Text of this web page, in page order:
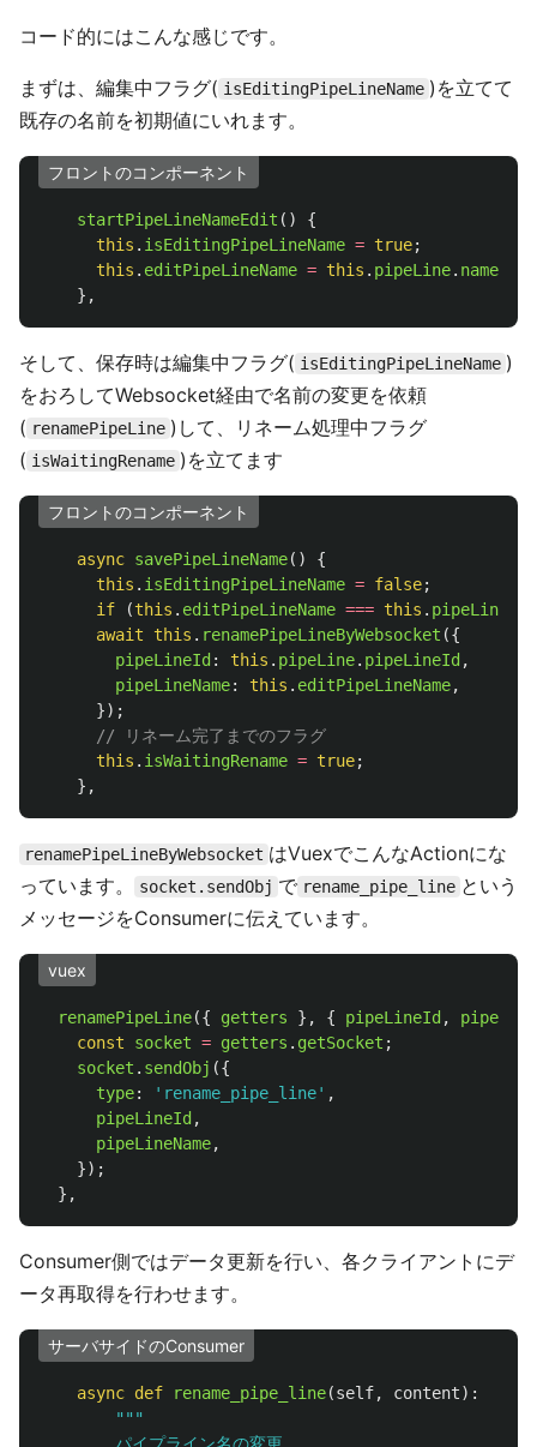
コード的にはこんな感じです。
まずは、編集中フラグ( isEditingPipeLineName )を立てて
既存の名前を初期値にいれます。
フロントのコンポーネント
startPipeLineNameEdit ()
{
this . isEditingPipeLineName = true;
this . editPipeLineName = this . pipeLine. name
},
そして、保存時は編集中フラグ( isEditingPipeLineName )
をおろしてWebsocket経由で名前の変更を依頼
( renamePipeLine )して、リネーム処理中フラグ
( isWaitingRename )を立てます
フロントのコンポーネント
async savePipeLineName()
{
this . isEditingPipeLineName = false;
if
(this . editPipeLineName === this . pipeLine
await
this . renamePipeLineByWebsocket ({
pipeLineId : this . pipeLine. pipeLineId ,
pipeLineName: this . editPipeLineName,
});
// リネーム完了までのフラグ
this . isWaitingRename = true;
},
renamePipeLineByWebsocket はVuexでこんなActionにな
っています。
socket.sendObj で rename_pipe_line という
メッセージをConsumerに伝えています。
vuex
renamePipeLine({ getters }, { pipeLineId ,
const
socket = getters . getSocket ;
socket . sendObj ({
type: ' rename_pipe_line' ,
pipeLineId ,
pipeLineName,
});
},
Consumer側ではデータ更新を行い、各クライアントにデ
ータ再取得を行わせます。
サーバサイドのConsumer
async def rename_pipe_line(self, content):
"""